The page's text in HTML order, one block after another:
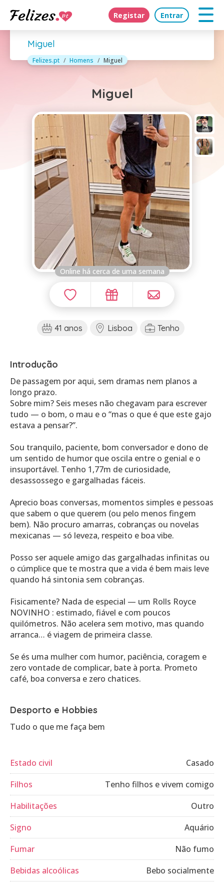
Registar Entrar
Miguel
Felizes.pt Homens Miguel
Miguel
Online há cerca de uma semana
41 anos Lisboa Tenho
Introdução
De passagem por aqui, sem dramas nem planos a
longo prazo.
Sobre mim? Seis meses não chegavam para escrever
tudo — o bom, o mau e o “mas o que é que este gajo
estava a pensar?”.
Sou tranquilo, paciente, bom conversador e dono de
um sentido de humor que oscila entre o genial e o
insuportável. Tenho 1,77m de curiosidade,
desassossego e gargalhadas fáceis.
Aprecio boas conversas, momentos simples e pessoas
que sabem o que querem (ou pelo menos fingem
bem). Não procuro amarras, cobranças ou novelas
mexicanas — só leveza, respeito e boa vibe.
Posso ser aquele amigo das gargalhadas infinitas ou
o cúmplice que te mostra que a vida é bem mais leve
quando há sintonia sem cobranças.
Fisicamente? Nada de especial — um Rolls Royce
NOVINHO : estimado, fiável e com poucos
quilómetros. Não acelera sem motivo, mas quando
arranca… é viagem de primeira classe.
Se és uma mulher com humor, paciência, coragem e
zero vontade de complicar, bate à porta. Prometo
café, boa conversa e zero chatices.
Desporto e Hobbies
Tudo o que me faça bem
Estado civil
Casado
Filhos
Tenho filhos e vivem comigo
Habilitações
Outro
Signo
Aquário
Fumar
Não fumo
Bebidas alcoólicas
Bebo socialmente